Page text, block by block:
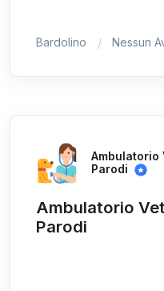
Bardolino Nessun
Ambulatorio
Parodi
Ambulatorio
Parodi